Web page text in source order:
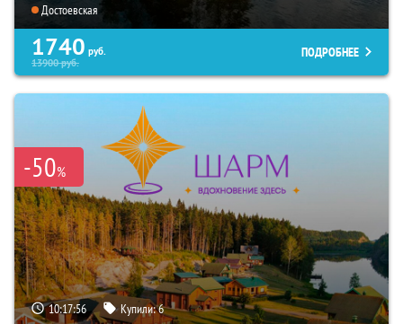
Достоевская
1740 руб.
13900руб.
ПОДРОБНЕЕ
-50%
10:17:54 Купили:6